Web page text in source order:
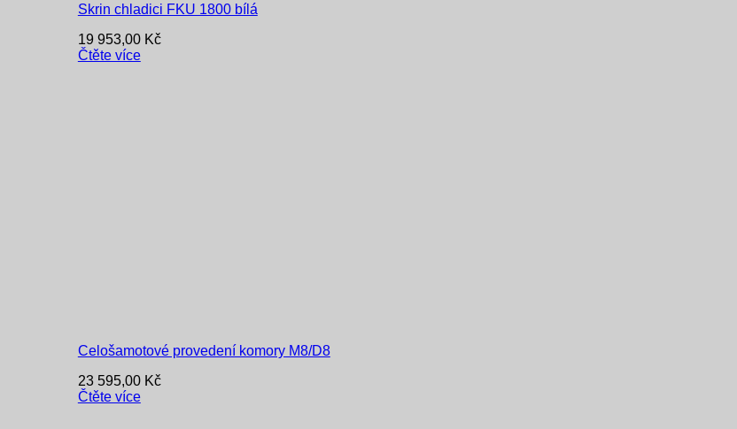
Skrin chladici FKU 1800 bílá
19 953,00 Kč
Čtěte více
Celošamotové provedení komory M8/D8
23 595,00 Kč
Čtěte více